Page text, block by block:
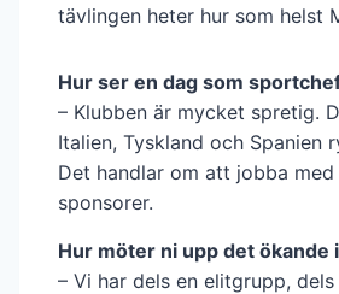
tävlingen heter hur som helst
Hur ser en dag som
– Klubben är mycket spretig.
Italien, Tyskland och Spanien
Det handlar om att jobba
sponsorer.
Hur möter ni upp det
– Vi har dels en elitgrupp,